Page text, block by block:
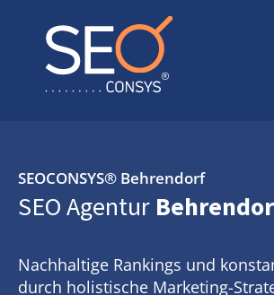
SEOCONSYS® Behrendorf
SEO Agentur
Nachhaltige Rankings und
durch holistische Marketing-